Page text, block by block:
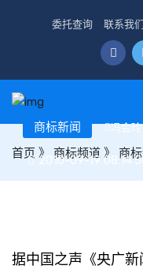
委托查询 联系我们
首页 》 商标频道 》 商
商标新闻 冯会玲
2010-09-19
据中国之声《央广